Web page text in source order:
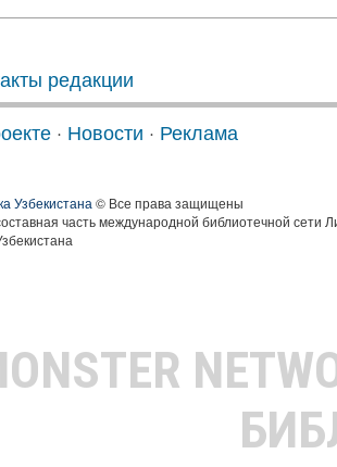
редакции
· Новости · Реклама
Узбекистана © Все права защищены
часть международной библиотечной сети